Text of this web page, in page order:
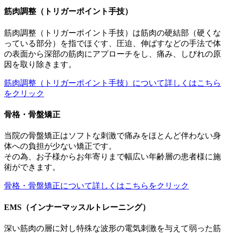
筋肉調整（トリガーポイント手技）
筋肉調整（トリガーポイント手技）は筋肉の硬結部（硬くな
っている部分）を指でほぐす、圧迫、伸ばすなどの手法で体
の表面から深部の筋肉にアプローチをし、痛み、しびれの原
因を取り除きます。
筋肉調整（トリガーポイント手技） について詳しくはこちら
をクリック
骨格・骨盤矯正
当院の骨盤矯正はソフトな刺激で痛みをほとんど伴わない身
体への負担が少ない矯正です。
その為、お子様からお年寄りまで幅広い年齢層の患者様に施
術ができます。
骨格・骨盤矯正について詳しくはこちらをクリック
EMS（インナーマッスルトレーニング）
深い筋肉の層に対し特殊な波形の電気刺激を与えて弱った筋